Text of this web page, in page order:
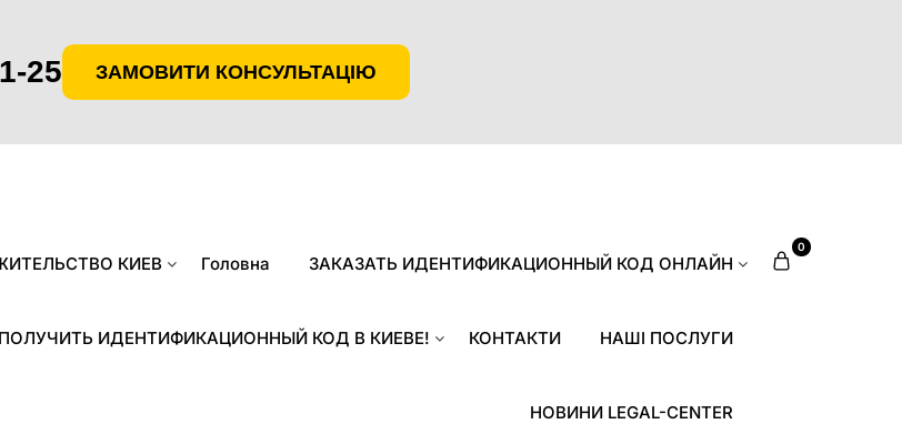
КИЕВ Головна ЗАКАЗАТЬ ИДЕНТИФИКАЦИОННЫЙ КОД ОНЛАЙН
ИДЕНТИФИКАЦИОННЫЙ КОД В КИЕВЕ! КОНТАКТИ НАШІ ПОСЛУГИ
НОВИНИ LEGAL-CENTER
0
25 ЗАМОВИТИ КОНСУЛЬТАЦІЮ